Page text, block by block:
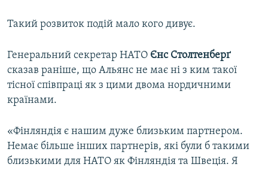
Такий розвиток подій мало кого дивує.
Генеральний секретар НАТО Єнс Столтенберґ
сказав раніше, що Альянс не має ні з ким такої
тісної співпраці як з цими двома нордичними
країнами.
«Фінляндія є нашим дуже близьким партнером.
Немає більше інших партнерів, які були б такими
близькими для НАТО як Фінляндія та Швеція. Я